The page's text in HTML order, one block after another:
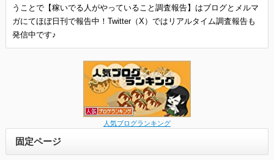
うことで【稼いでる人がやっていること調査報告】はブログとメルマ
ガにてほぼ日刊で報告中！Twitter（X）ではリアルタイム調査報告も
発信中です♪
人気ブログランキング
固定ページ